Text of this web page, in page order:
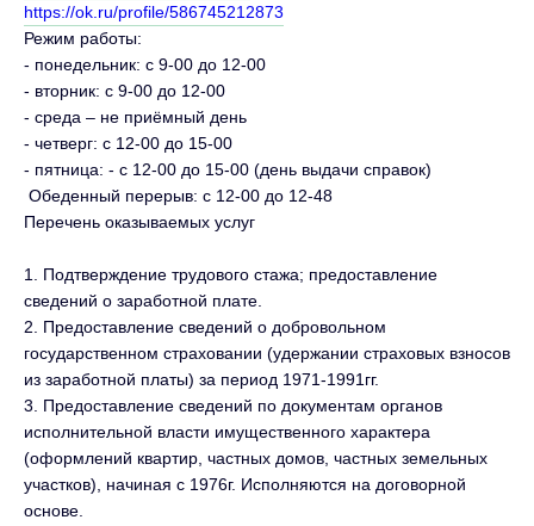
https://ok.ru/profile/586745212873
Режим работы:
- понедельник: с 9-00 до 12-00
- вторник: с 9-00 до 12-00
- среда – не приёмный день
- четверг: с 12-00 до 15-00
- пятница: - с 12-00 до 15-00 (день выдачи справок)
Обеденный перерыв: с 12-00 до 12-48
Перечень оказываемых услуг
1. Подтверждение трудового стажа; предоставление
сведений о заработной плате.
2. Предоставление сведений о добровольном
государственном страховании (удержании страховых взносов
из заработной платы) за период 1971-1991гг.
3. Предоставление сведений по документам органов
исполнительной власти имущественного характера
(оформлений квартир, частных домов, частных земельных
участков), начиная с 1976г. Исполняются на договорной
основе.